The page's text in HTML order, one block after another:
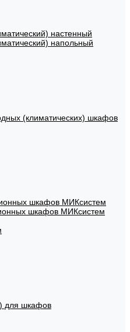
настенный
напольный
(климатических) шкафов
шкафов МИКсистем
шкафов МИКсистем
для шкафов